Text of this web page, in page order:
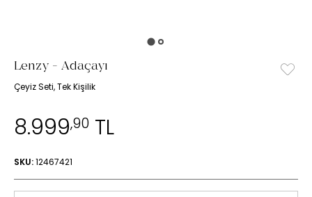
Lenzy - Adaçayı
Çeyiz Seti, Tek Kişilik
8.999,90 TL
SKU:12467421